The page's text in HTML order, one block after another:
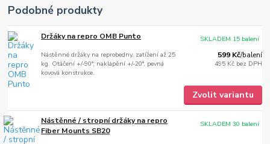
Podobné produkty
Držáky na repro OMB Punto
Nástěnné držáky na reprobedny, zatížení až 25
kg. Otáčení +/-90°, naklápění +/-20°, pevná
kovová konstrukce.
599 Kč/balení
495 Kč bez DPH
SKLADEM 15 balení
Zvolit variantu
Nástěnné / stropní držáky na repro
Fiber Mounts SB20
SKLADEM 30 balení